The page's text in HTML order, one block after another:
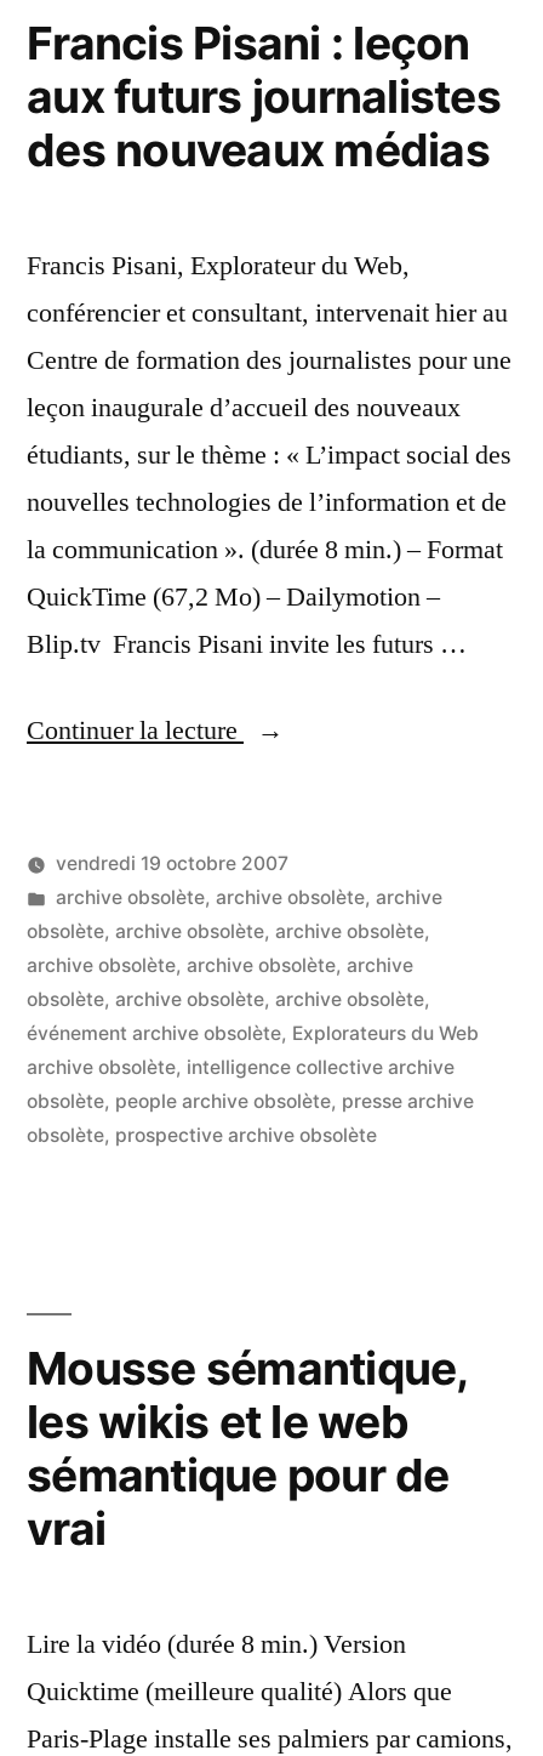
Francis Pisani : leçon
aux futurs journalistes
des nouveaux médias
Francis Pisani, Explorateur du Web,
conférencier et consultant, intervenait hier au
Centre de formation des journalistes pour une
leçon inaugurale d’accueil des nouveaux
étudiants, sur le thème : « L’impact social des
nouvelles technologies de l’information et de
la communication ». (durée 8 min.) – Format
QuickTime (67,2 Mo) – Dailymotion –
Blip.tv Francis Pisani invite les futurs …
Continuer la lecture
« Francis
leçon
aux
futurs
journalistes
des
nouveaux
Publié
par
LucL
vendredi 19 octobre 2007
Publié
dans
archive obsolète, archive obsolète, archive
obsolète, archive obsolète, archive obsolète,
archive obsolète, archive obsolète, archive
obsolète, archive obsolète, archive obsolète,
événement archive obsolète, Explorateurs du Web
archive obsolète, intelligence collective archive
obsolète, people archive obsolète, presse archive
obsolète, prospective archive obsolète
Mousse sémantique,
les wikis et le web
sémantique pour de
vrai
Lire la vidéo (durée 8 min.) Version
Quicktime (meilleure qualité) Alors que
Paris-Plage installe ses palmiers par camions,